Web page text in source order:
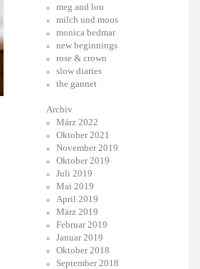
meg and lou
milch und moos
monica bedmar
new beginnings
rose & crown
slow diaries
the gannet
Archiv
März 2022
Oktober 2021
November 2019
Oktober 2019
Juli 2019
Mai 2019
April 2019
März 2019
Februar 2019
Januar 2019
Oktober 2018
September 2018